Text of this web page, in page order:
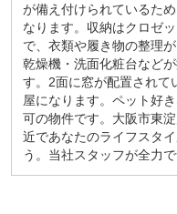
が備え付けられているた
なります。収納はクロゼ
で、衣類や履き物の整理
乾燥機・洗面化粧台など
す。2面に窓が配置されて
屋になります。ペット好
可の物件です。大阪市東
近であなたのライフスタ
う。当社スタッフが全力